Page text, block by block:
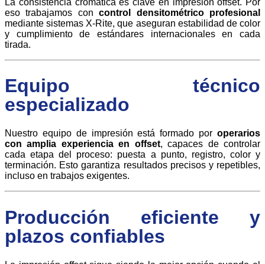
eso trabajamos concontrol densitométrico profesional
mediante sistemas X-Rite, que aseguran estabilidad de color
y cumplimiento de estándares internacionales en cada
tirada.
Equipo técnico
especializado
Nuestro equipo de impresión está formado por operarios
con amplia experiencia en offset, capaces de controlar
cada etapa del proceso: puesta a punto, registro, color y
terminación. Esto garantiza resultados precisos y repetibles,
incluso en trabajos exigentes.
Producción eficiente y
plazos confiables